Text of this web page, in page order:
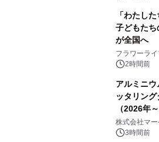
「わたし
子どもたち
が全国へ
フラワーラ
2時間前
アルミニ
ッタリン
（2026年
（0.995、
ートを発表
株式会社マ
3時間前